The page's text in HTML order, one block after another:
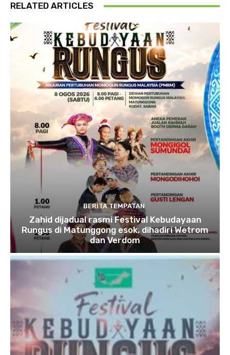
RELATED ARTICLES
BERITA TEMPATAN
Zahid dijadual rasmi Festival Kebudayaan
Rungus di Matunggong esok, dihadiri Wetrom
dan Verdom